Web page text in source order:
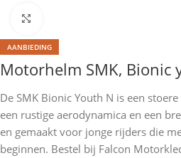
AANBIEDING
Motorhelm SMK, Bionic
De SMK Bionic Youth N is een
een rustige aerodynamica en een
en gemaakt voor jonge rijders die
beginnen. Bestel bij Falcon